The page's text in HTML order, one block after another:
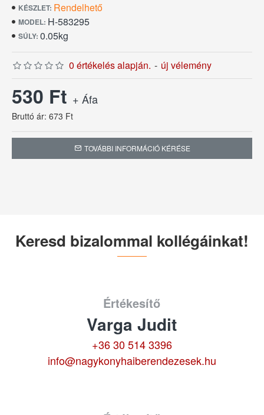
KÉSZLET: Rendelhető
MODEL: H-583295
SÚLY: 0.05kg
0 értékelés alapján. - új vélemény
530 Ft + Áfa
Bruttó ár: 673 Ft
TOVÁBBI INFORMÁCIÓ KÉRÉSE
Keresd bizalommal kollégáinkat!
Értékesítő
Varga Judit
+36 30 514 3396
info@nagykonyhaiberendezesek.hu